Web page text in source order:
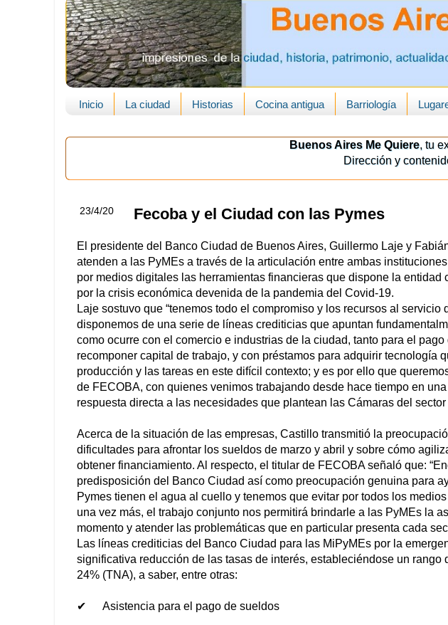
Inicio La ciudad Historias Cocina antigua Barriología
Buenos Aires Me Quiere, tu
Dirección y
23/4/20 Fecoba y el Ciudad con las Pymes
El presidente del Banco Ciudad de Buenos Aires, Guillermo Laje y
atenden a las PyMEs a través de la articulación entre ambas
por medios digitales las herramientas financieras que dispone la entidad
por la crisis económica devenida de la pandemia del Covid-19.
Laje sostuvo que “tenemos todo el compromiso y los recursos al servicio
disponemos de una serie de líneas crediticias que apuntan
como ocurre con el comercio e industrias de la ciudad, tanto para el
recomponer capital de trabajo, y con préstamos para adquirir tecnología
producción y las tareas en este difícil contexto; y es por ello que
de FECOBA, con quienes venimos trabajando desde hace tiempo en
respuesta directa a las necesidades que plantean las Cámaras del sector
Acerca de la situación de las empresas, Castillo transmitió la
dificultades para afrontar los sueldos de marzo y abril y sobre cómo
obtener financiamiento. Al respecto, el titular de FECOBA señaló que:
predisposición del Banco Ciudad así como preocupación genuina para
Pymes tienen el agua al cuello y tenemos que evitar por todos los
una vez más, el trabajo conjunto nos permitirá brindarle a las PyMEs la
momento y atender las problemáticas que en particular presenta cada
Las líneas crediticias del Banco Ciudad para las MiPyMEs por la
significativa reducción de las tasas de interés, estableciéndose un rango
24% (TNA), a saber, entre otras:
✔ Asistencia para el pago de sueldos